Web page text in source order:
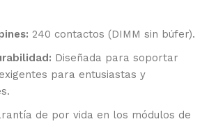
240 contactos (DIMM sin búfer).
Diseñada para soportar
para entusiastas y
de por vida en los módulos de